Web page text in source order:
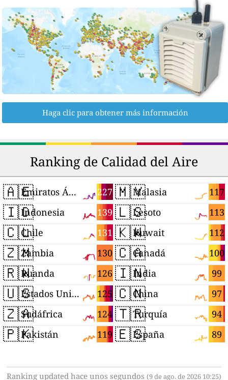
Haga clic para obtener más información
Ranking de Calidad del Aire
🇦🇪 227
Emiratos Árabes Unidos
🇮🇩 139
Indonesia
🇨🇱 131
Chile
🇿🇲 130
Zambia
🇷🇼 126
Ruanda
🇺🇸 125
Estados Unidos
🇿🇦 124
Sudáfrica
🇵🇰 119
Pakistán
🇲🇾 117
Malasia
🇱🇸 113
Lesoto
🇰🇼 112
Kuwait
🇨🇦 100
Canadá
🇮🇳 99
India
🇨🇳 97
China
🇹🇷 94
Turquía
🇪🇸 89
España
Ranking updated hace unos segundos (9 de ago. de 2026 10:25)